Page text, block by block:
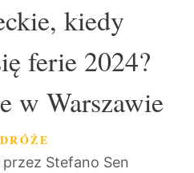
kiedy
ferie 2024?
w Warszawie
przez Stefano Sen